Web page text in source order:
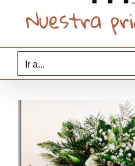
Nuestra
Ir a...